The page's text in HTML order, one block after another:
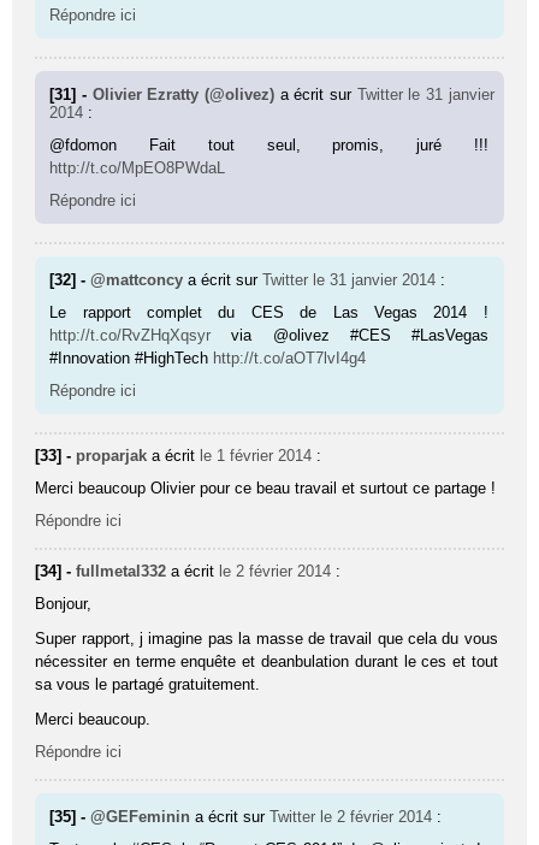
Répondre ici
[31] - Olivier Ezratty (@olivez) a écrit sur Twitter le 31 janvier
2014 :
@fdomon Fait tout seul, promis, juré !!!
http://t.co/MpEO8PWdaL
Répondre ici
[32] -@mattconcy a écrit surTwitter le 31 janvier 2014 :
Le rapport complet du CES de Las Vegas 2014 !
http://t.co/RvZHqXqsyr via @olivez #CES #LasVegas
#Innovation #HighTech http://t.co/aOT7lvI4g4
Répondre ici
[33] - proparjak a écrit le 1 février 2014 :
Merci beaucoup Olivier pour ce beau travail et surtout ce partage !
Répondre ici
[34] -fullmetal332 a écrit le 2 février 2014 :
Bonjour,
Super rapport, j imagine pas la masse de travail que cela du vous
nécessiter en terme enquête et deanbulation durant le ces et tout
sa vous le partagé gratuitement.
Merci beaucoup.
Répondre ici
[35] -@GEFeminin a écrit surTwitter le 2 février 2014 :